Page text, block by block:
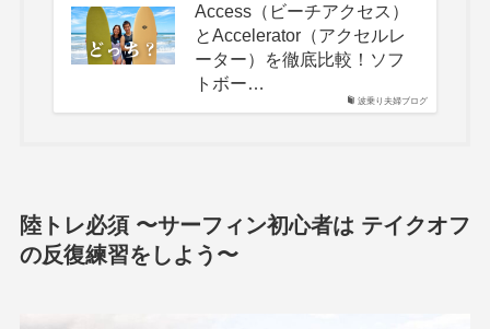
波乗り夫婦ブログ
Access（ビーチアクセス）
とAccelerator（アクセルレ
ーター）を徹底比較！ソフ
トボー…
陸トレ必須 〜サーフィン初心者は テイクオフ
の反復練習をしよう〜